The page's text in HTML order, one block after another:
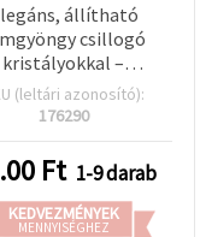
állítható
csillogó
kristályokkal –
18×10 mm,
5 mm; tökéletes DIY
és
látványos
(leltári azonosító):
176290
Ft 1-9 darab
KEDVEZMÉNYEK
MENNYISÉGHEZ